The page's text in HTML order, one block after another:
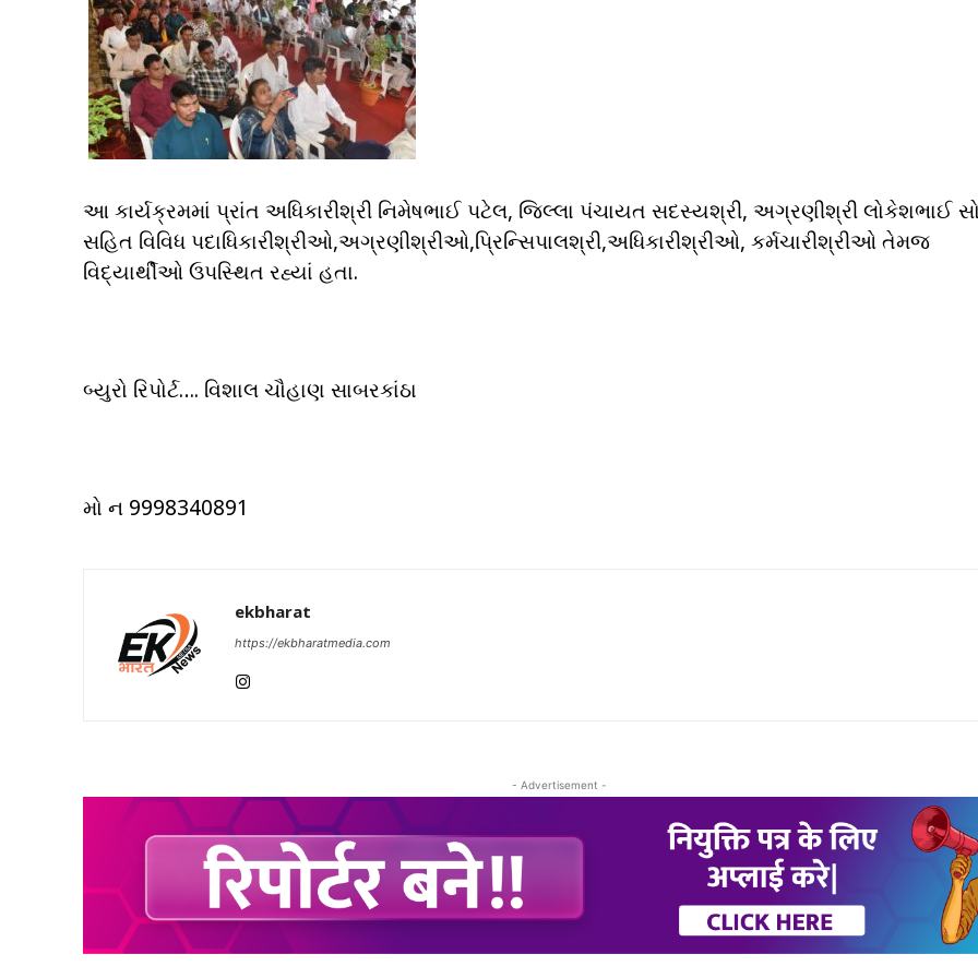
આ કાર્યક્રમમાં પ્રાંત અધિકારીશ્રી નિમેષભાઈ પટેલ, જિલ્લા પંચાયત સદસ્યશ્રી, અગ્રણીશ્રી લોકેશભાઈ
સહિત વિવિધ પદાધિકારીશ્રીઓ,અગ્રણીશ્રીઓ,પ્રિન્સિપાલશ્રી,અધિકારીશ્રીઓ, કર્મચારીશ્રીઓ તેમજ
વિદ્યાર્થીઓ ઉપસ્થિત રહ્યાં હતા.
બ્યુરો રિપોર્ટ…. વિશાલ ચૌહાણ સાબરકાંઠા
મો ન 9998340891
ekbharat
https://ekbharatmedia.com
- Advertisement -